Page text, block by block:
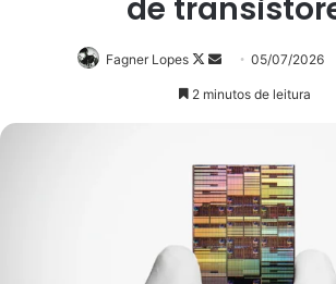
de
Fagner Lopes
Follow
Mande05/07/2026
2 minutos de leitura